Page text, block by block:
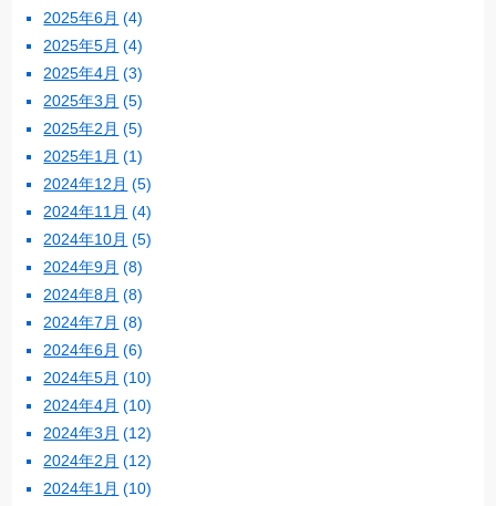
2025年6月 (4)
2025年5月 (4)
2025年4月 (3)
2025年3月 (5)
2025年2月 (5)
2025年1月 (1)
2024年12月 (5)
2024年11月 (4)
2024年10月 (5)
2024年9月 (8)
2024年8月 (8)
2024年7月 (8)
2024年6月 (6)
2024年5月 (10)
2024年4月 (10)
2024年3月 (12)
2024年2月 (12)
2024年1月 (10)